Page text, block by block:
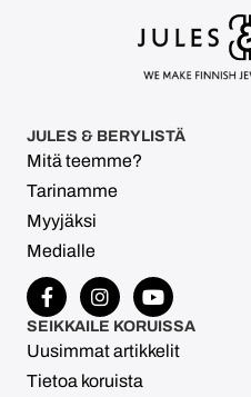
JULES & BERYLISTÄ
Mitä teemme?
Tarinamme
Myyjäksi
Medialle
SEIKKAILE KORUISSA
Uusimmat artikkelit
Tietoa koruista